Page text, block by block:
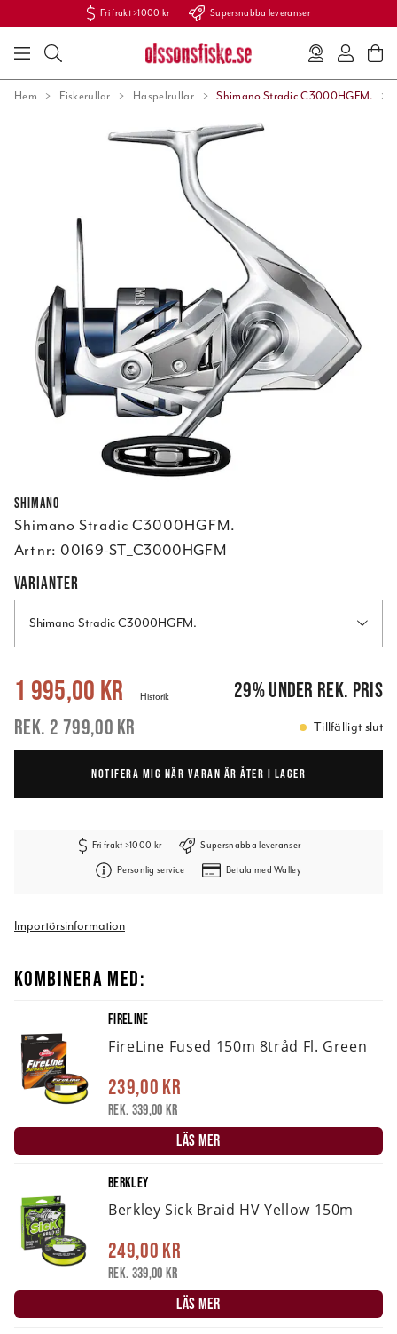
Fri frakt >1000 kr Supersnabba leveranser
Hem Fiskerullar Haspelrullar Shimano Stradic C3000HGFM.
Shimano
Shimano Stradic C3000HGFM.
Art nr: 00169-ST_C3000HGFM
VARIANTER
Shimano Stradic C3000HGFM.
Nuvarande pris: 1 995,00 kr 2 799,00 kr
1 995,00 kr
2 799,00 kr
Historik 29%under rek. pris
Tillfälligt slut
NOTIFERA MIG NÄR VARAN ÄR ÅTER I LAGER
Fri frakt >1000 kr Supersnabba leveranser
Personlig service Betala med Walley
Importörsinformation
KOMBINERA MED:
FIRELINE
FireLine Fused 150m 8tråd Fl. Green
239,00 kr
Rek. 339,00 kr
LÄS MER
BERKLEY
Berkley Sick Braid HV Yellow 150m
249,00 kr
Rek. 339,00 kr
LÄS MER